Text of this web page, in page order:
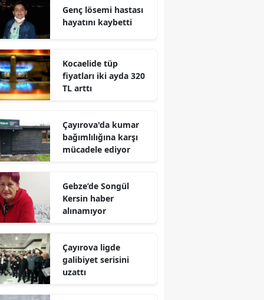
Gümüşhane
Isparta
İstanbul
İzmir
Kastamonu
Kırklareli
Kırşehir
Genç lösemi hastası
hayatını kaybetti
Kocaelide tüp
fiyatları iki ayda 320
TL arttı
Çayırova'da kumar
bağımlılığına karşı
mücadele ediyor
Gebze’de Songül
Kersin haber
alınamıyor
Çayırova ligde
galibiyet serisini
uzattı